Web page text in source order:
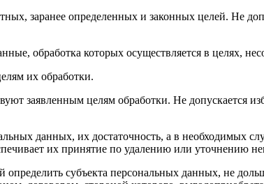
заранее определенных и законных целей. Не
обработка которых осуществляется в целях,
их обработки.
заявленным целям обработки. Не допускается
данных, их достаточность, а в необходимых
их принятие по удалению или уточнению
субъекта персональных данных, не